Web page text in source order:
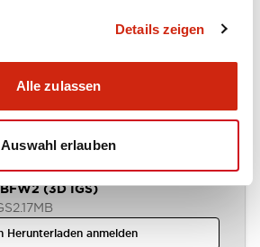
Details zeigen
Alle zulassen
Auswahl erlauben
(3D IGS)
2.17MB
Herunterladen anmelden